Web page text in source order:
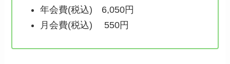
年会費(税込) 6,050円
月会費(税込) 550円